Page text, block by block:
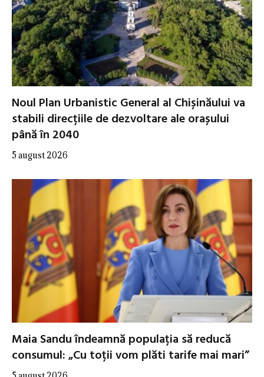
Noul Plan Urbanistic General al Chișinăului va
stabili direcțiile de dezvoltare ale orașului
până în 2040
5 august 2026
Maia Sandu îndeamnă populația să reducă
consumul: „Cu toții vom plăti tarife mai mari”